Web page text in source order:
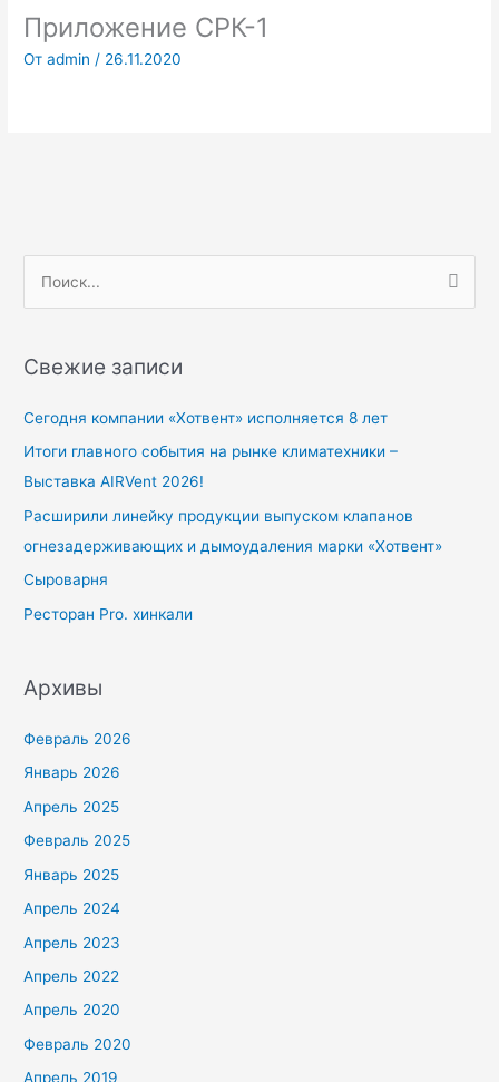
Приложение СРК-1
Отadmin / 26.11.2020
с
Свежие записи
Сегодня компании «Хотвент» исполняется 8 лет
Итоги главного события на рынке климатехники –
Выставка AIRVent 2026!
Расширили линейку продукции выпуском клапанов
огнезадерживающих и дымоудаления марки «Хотвент»
Сыроварня
Ресторан Pro. хинкали
Архивы
Февраль 2026
Январь 2026
Апрель 2025
Февраль 2025
Январь 2025
Апрель 2024
Апрель 2023
Апрель 2022
Апрель 2020
Февраль 2020
Апрель 2019